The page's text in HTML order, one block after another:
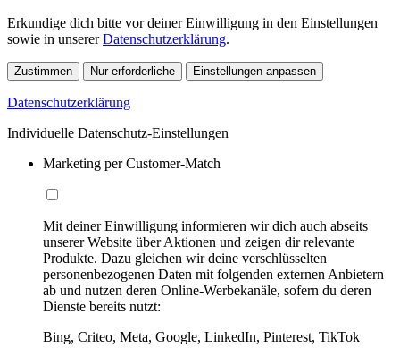
Erkundige dich bitte vor deiner Einwilligung in den Einstellungen
sowie in unsererDatenschutzerklärung.
Zustimmen Nur erforderliche Einstellungen anpassen
Datenschutzerklärung
Individuelle Datenschutz-Einstellungen
Marketing per Customer-Match
Mit deiner Einwilligung informieren wir dich auch abseits
unserer Website über Aktionen und zeigen dir relevante
Produkte. Dazu gleichen wir deine verschlüsselten
personenbezogenen Daten mit folgenden externen Anbietern
ab und nutzen deren Online-Werbekanäle, sofern du deren
Dienste bereits nutzt:
Bing, Criteo, Meta, Google, LinkedIn, Pinterest, TikTok